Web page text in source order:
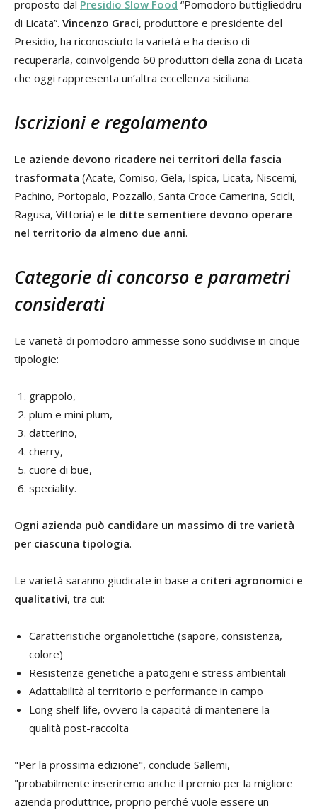
proposto dal Presidio Slow Food “Pomodoro buttiglieddru
di Licata”. Vincenzo Graci, produttore e presidente del
Presidio, ha riconosciuto la varietà e ha deciso di
recuperarla, coinvolgendo 60 produttori della zona di Licata
che oggi rappresenta un’altra eccellenza siciliana.
Iscrizioni e regolamento
Le aziende devono ricadere nei territori della fascia
trasformata (Acate, Comiso, Gela, Ispica, Licata, Niscemi,
Pachino, Portopalo, Pozzallo, Santa Croce Camerina, Scicli,
Ragusa, Vittoria) e le ditte sementiere devono operare
nel territorio da almeno due anni.
Categorie di concorso e parametri
considerati
Le varietà di pomodoro ammesse sono suddivise in cinque
tipologie:
grappolo,
plum e mini plum,
datterino,
cherry,
cuore di bue,
speciality.
Ogni azienda può candidare un massimo di tre varietà
per ciascuna tipologia.
Le varietà saranno giudicate in base a criteri agronomici e
qualitativi, tra cui:
Caratteristiche organolettiche (sapore, consistenza,
colore)
Resistenze genetiche a patogeni e stress ambientali
Adattabilità al territorio e performance in campo
Long shelf-life, ovvero la capacità di mantenere la
qualità post-raccolta
"Per la prossima edizione", conclude Sallemi,
"probabilmente inseriremo anche il premio per la migliore
azienda produttrice, proprio perché vuole essere un